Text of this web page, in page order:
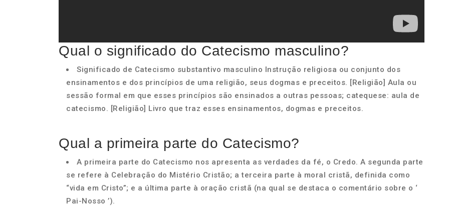
Qual o significado do Catecismo masculino?
Significado de Catecismo substantivo masculino Instrução religiosa ou conjunto dos
ensinamentos e dos princípios de uma religião, seus dogmas e preceitos. [Religião] Aula ou
sessão formal em que esses princípios são ensinados a outras pessoas; catequese: aula de
catecismo. [Religião] Livro que traz esses ensinamentos, dogmas e preceitos.
Qual a primeira parte do Catecismo?
A primeira parte do Catecismo nos apresenta as verdades da fé, o Credo. A segunda parte
se refere à Celebração do Mistério Cristão; a terceira parte à moral cristã, definida como
“vida em Cristo”; e a última parte à oração cristã (na qual se destaca o comentário sobre o ‘
Pai-Nosso ’).